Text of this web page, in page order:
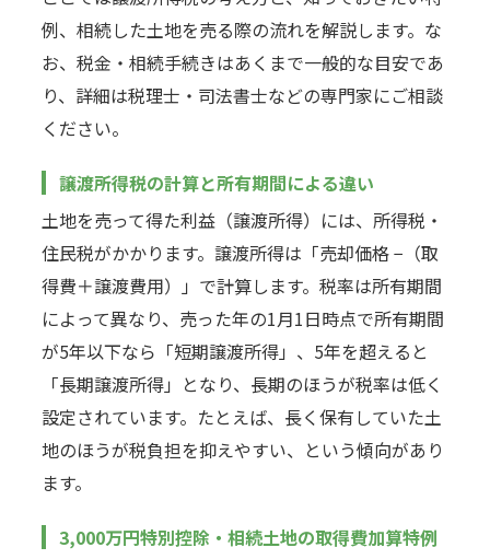
例、相続した土地を売る際の流れを解説します。な
お、税金・相続手続きはあくまで一般的な目安であ
り、詳細は税理士・司法書士などの専門家にご相談
ください。
譲渡所得税の計算と所有期間による違い
土地を売って得た利益（譲渡所得）には、所得税・
住民税がかかります。譲渡所得は「売却価格 −（取
得費＋譲渡費用）」で計算します。税率は所有期間
によって異なり、売った年の1月1日時点で所有期間
が5年以下なら「短期譲渡所得」、5年を超えると
「長期譲渡所得」となり、長期のほうが税率は低く
設定されています。たとえば、長く保有していた土
地のほうが税負担を抑えやすい、という傾向があり
ます。
3,000万円特別控除・相続土地の取得費加算特例